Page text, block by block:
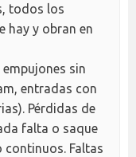
todos los
hay y obran en
sin
entradas con
Pérdidas de
falta o saque
continuos. Faltas